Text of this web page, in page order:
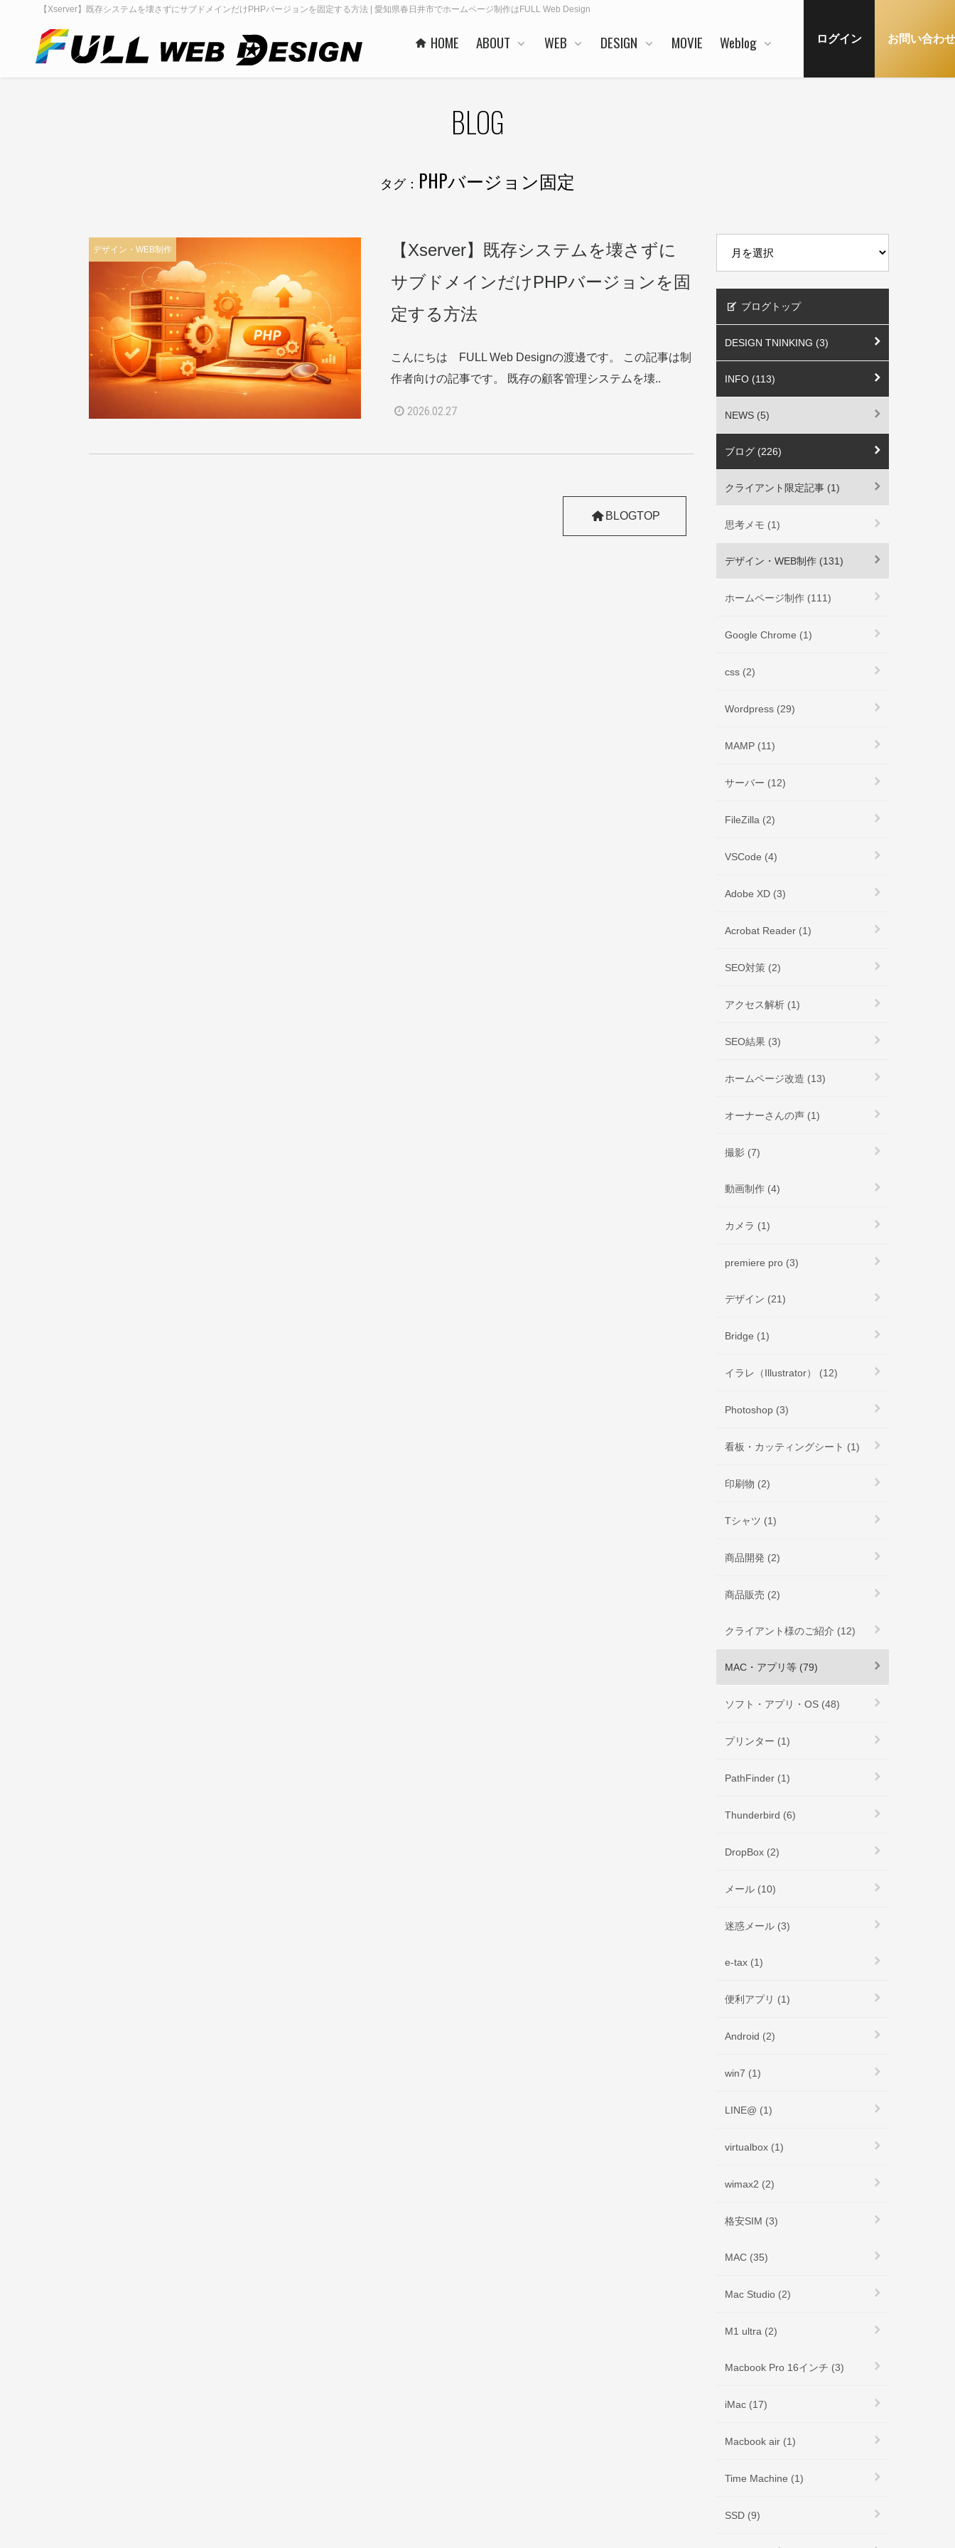
【Xserver】既存システムを壊さずにサブドメインだけPHPバージョンを固定する方法 | 愛知県春日井市でホームページ制作はFULL Web Design
HOME ABOUT WEB DESIGN MOVIE Weblog ログイン お問い合わせ
BLOG
タグ： PHPバージョン固定
デザイン・WEB制作
【Xserver】既存システムを壊さずに
サブドメインだけPHPバージョンを固
定する方法
こんにちは FULL Web Designの渡邊です。 この記事は制
作者向けの記事です。 既存の顧客管理システムを壊..
2026.02.27
BLOGTOP
ブログトップ
DESIGN TNINKING (3)
INFO (113)
NEWS (5)
ブログ (226)
クライアント限定記事 (1)
思考メモ (1)
デザイン・WEB制作 (131)
ホームページ制作 (111)
Google Chrome (1)
css (2)
Wordpress (29)
MAMP (11)
サーバー (12)
FileZilla (2)
VSCode (4)
Adobe XD (3)
Acrobat Reader (1)
SEO対策 (2)
アクセス解析 (1)
SEO結果 (3)
ホームページ改造 (13)
オーナーさんの声 (1)
撮影 (7)
動画制作 (4)
カメラ (1)
premiere pro (3)
デザイン (21)
Bridge (1)
イラレ（Illustrator） (12)
Photoshop (3)
看板・カッティングシート (1)
印刷物 (2)
Tシャツ (1)
商品開発 (2)
商品販売 (2)
クライアント様のご紹介 (12)
MAC・アプリ等 (79)
ソフト・アプリ・OS (48)
プリンター (1)
PathFinder (1)
Thunderbird (6)
DropBox (2)
メール (10)
迷惑メール (3)
e-tax (1)
便利アプリ (1)
Android (2)
win7 (1)
LINE@ (1)
virtualbox (1)
wimax2 (2)
格安SIM (3)
MAC (35)
Mac Studio (2)
M1 ultra (2)
Macbook Pro 16インチ (3)
iMac (17)
Macbook air (1)
Time Machine (1)
SSD (9)